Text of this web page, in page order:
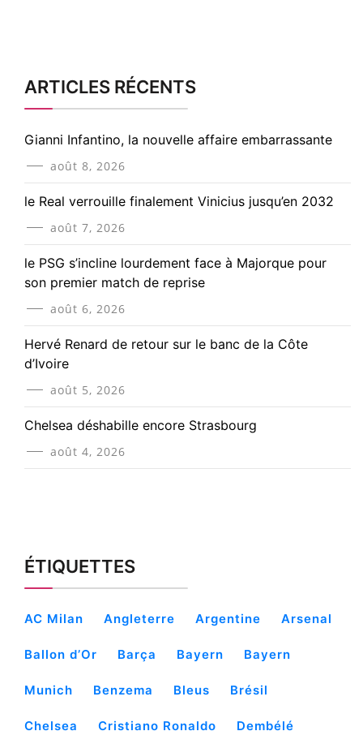
ARTICLES RÉCENTS
Gianni Infantino, la nouvelle affaire embarrassante
août 8, 2026
le Real verrouille finalement Vinicius jusqu’en 2032
août 7, 2026
le PSG s’incline lourdement face à Majorque pour
son premier match de reprise
août 6, 2026
Hervé Renard de retour sur le banc de la Côte
d’Ivoire
août 5, 2026
Chelsea déshabille encore Strasbourg
août 4, 2026
ÉTIQUETTES
AC Milan Angleterre Argentine Arsenal
Ballon d’Or Barça Bayern Bayern
Munich Benzema Bleus Brésil
Chelsea Cristiano Ronaldo Dembélé